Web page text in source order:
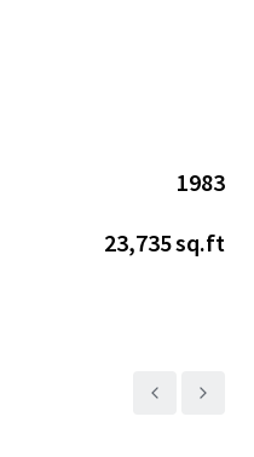
1983
23,735 sq.ft